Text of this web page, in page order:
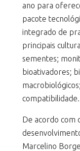
ano para
pacote
integrado de
principais
sementes;
bioativadores;
compatibilidade.
De acordo com
Marcelino